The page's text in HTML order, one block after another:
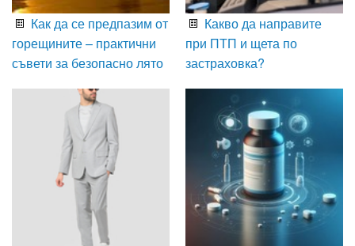
Как да се предпазим от
горещините – практични
съвети за безопасно лято
Какво да направите
при ПТП и щета по
застраховка?